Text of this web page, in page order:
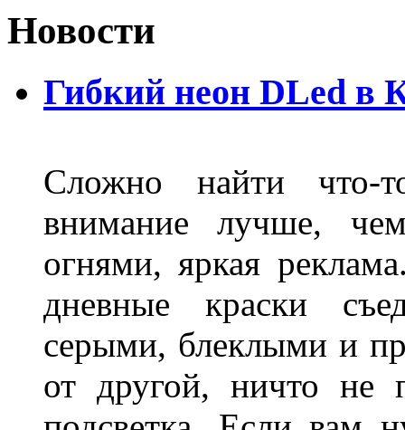
Новости
Гибкий неон DLed в
Сложно найти что-
внимание лучше,
огнями, яркая
дневные краски
серыми, блеклыми и
от другой, ничто не